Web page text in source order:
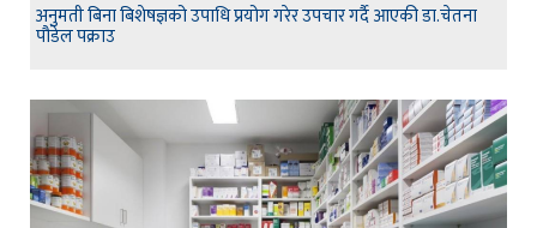
अनुमती बिना बिशेषज्ञको उपाधि प्रयोग गरेर उपचार गर्दै आएकी डा.चेतना
पौडेल पक्राउ